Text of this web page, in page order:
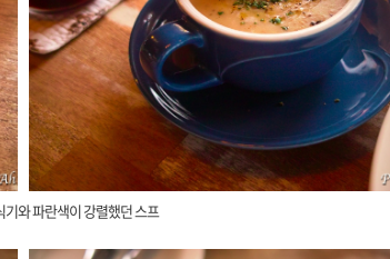
기와 파란색이 강렬했던 스프